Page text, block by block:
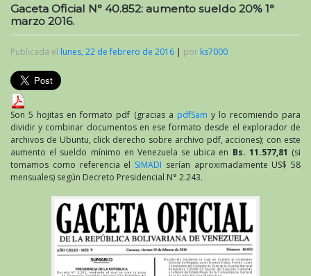
Gaceta Oficial N° 40.852: aumento sueldo 20% 1°
marzo 2016.
Publicada el lunes, 22 de febrero de 2016 | por ks7000
Son 5 hojitas en formato pdf (gracias a pdfSam y lo recomiendo para
dividir y combinar documentos en ese formato desde el explorador de
archivos de Ubuntu, click derecho sobre archivo pdf, acciones); con este
aumento el sueldo mínimo en Venezuela se ubica en Bs. 11.577,81 (si
tomamos como referencia el SIMADI serían aproximadamente US$ 58
mensuales) según Decreto Presidencial N° 2.243.